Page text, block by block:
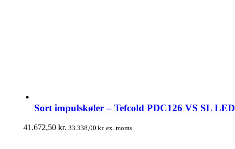
Sort impulskøler – Tefcold PDC126 VS SL LED
41.672,50kr. 33.338,00kr. ex. moms